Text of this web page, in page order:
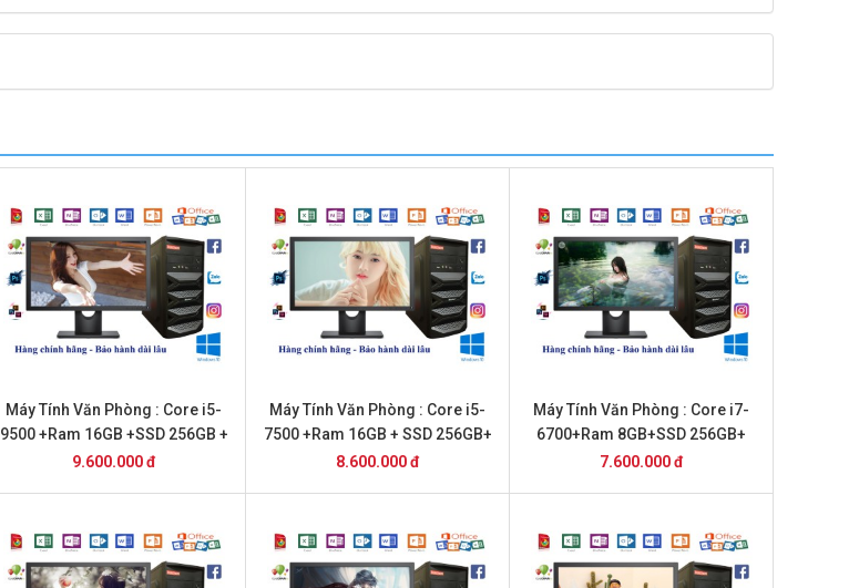
Máy Tính Văn Phòng : Core i5-
9500 +Ram 16GB +SSD 256GB +
22 inch Dell
9.600.000 đ
Máy Tính Văn Phòng : Core i5-
7500 +Ram 16GB + SSD 256GB+
22inch Dell
8.600.000 đ
Máy Tính Văn Phòng : Core i7-
6700+Ram 8GB+SSD 256GB+
20inch Dell
7.600.000 đ